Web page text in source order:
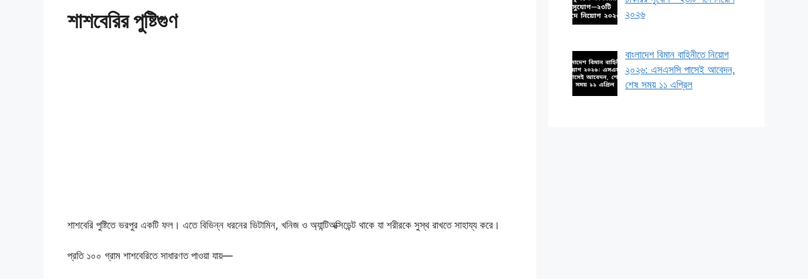
শাশবেরির পুষ্টিগুণ
শাশবেরি পুষ্টিতে ভরপুর একটি ফল। এতে বিভিন্ন ধরনের ভিটামিন, খনিজ ও অ্যান্টিঅক্সিডেন্ট থাকে যা শরীরকে সুস্থ রাখতে সাহায্য করে।
প্রতি ১০০ গ্রাম শাশবেরিতে সাধারণত পাওয়া যায়—
২০২৬
বাংলাদেশ বিমান বাহিনীতে নিয়োগ
২০২৬: এসএসসি পাসেই আবেদন,
শেষ সময় ১১ এপ্রিল